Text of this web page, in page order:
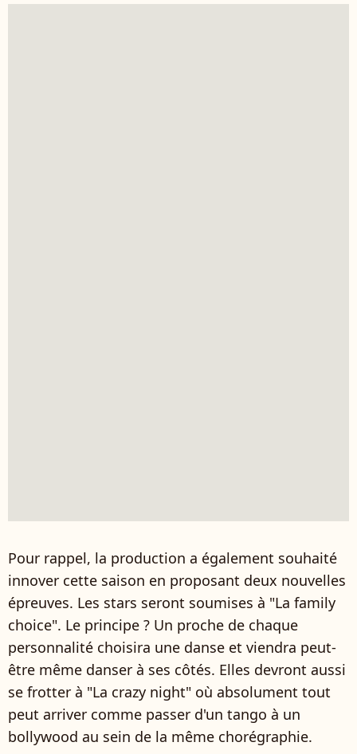
Pour rappel, la production a également souhaité
innover cette saison en proposant deux nouvelles
épreuves. Les stars seront soumises à "La family
choice". Le principe ? Un proche de chaque
personnalité choisira une danse et viendra peut-
être même danser à ses côtés. Elles devront aussi
se frotter à "La crazy night" où absolument tout
peut arriver comme passer d'un tango à un
bollywood au sein de la même chorégraphie.